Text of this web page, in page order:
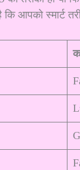
आपको स्मार्ट